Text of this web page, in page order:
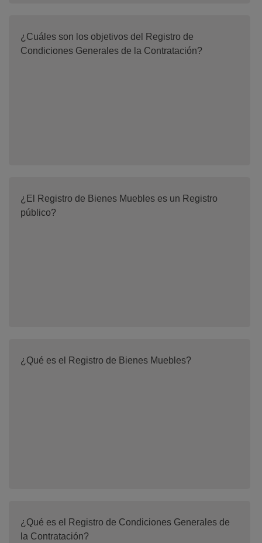
¿Cuáles son los objetivos del Registro de
Condiciones Generales de la Contratación?
¿El Registro de Bienes Muebles es un Registro
público?
¿Qué es el Registro de Bienes Muebles?
¿Qué es el Registro de Condiciones Generales de
la Contratación?